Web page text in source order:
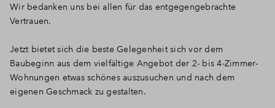
Wir bedanken uns bei allen für das entgegengebrachte
Vertrauen.
Jetzt bietet sich die beste Gelegenheit sich vor dem
Baubeginn aus dem vielfältige Angebot der 2- bis 4-Zimmer-
Wohnungen etwas schönes auszusuchen und nach dem
eigenen Geschmack zu gestalten.